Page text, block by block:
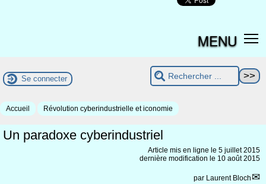
MENU
Se connecter
Accueil Révolution cyberindustrielle et iconomie
Un paradoxe cyberindustriel
Article mis en ligne le 5 juillet 2015
dernière modification le 10 août 2015
par Laurent Bloch